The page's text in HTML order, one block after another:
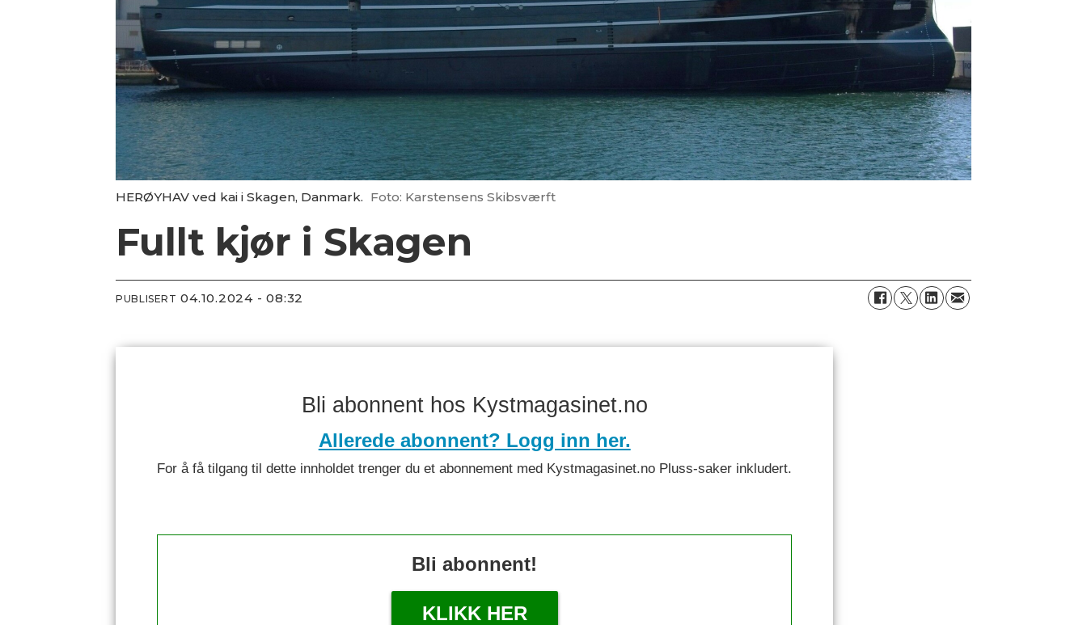
HERØYHAV ved kai i Skagen, Danmark. Foto: Karstensens Skibsværft
Fullt kjør i Skagen
PUBLISERT 04.10.2024 - 08:32
Bli abonnent hos Kystmagasinet.no
Allerede abonnent? Logg inn her.
For å få tilgang til dette innholdet trenger du et abonnement med Kystmagasinet.no Pluss-saker inkludert.
Bli abonnent!
KLIKK HER